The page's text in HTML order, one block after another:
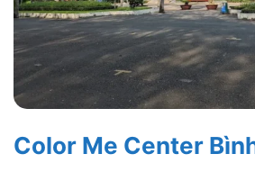
Color Me Center